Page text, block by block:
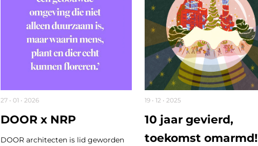
27 • 01 • 2026
DOOR x NRP
DOOR architecten is lid geworden
19 • 12 • 2025
10 jaar gevierd,
toekomst omarmd!